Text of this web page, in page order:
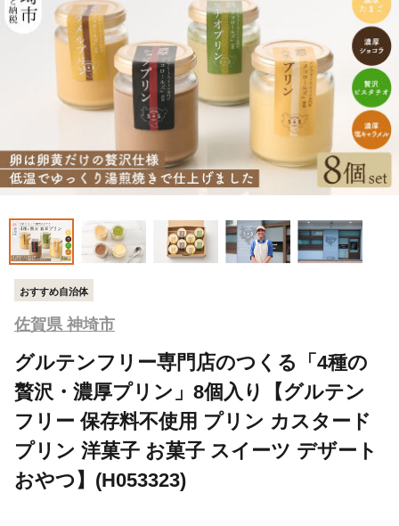
おすすめ自治体
佐賀県 神埼市
グルテンフリー専門店のつくる「4種の
贅沢・濃厚プリン」8個入り【グルテン
フリー 保存料不使用 プリン カスタード
プリン 洋菓子 お菓子 スイーツ デザート
おやつ】(H053323)